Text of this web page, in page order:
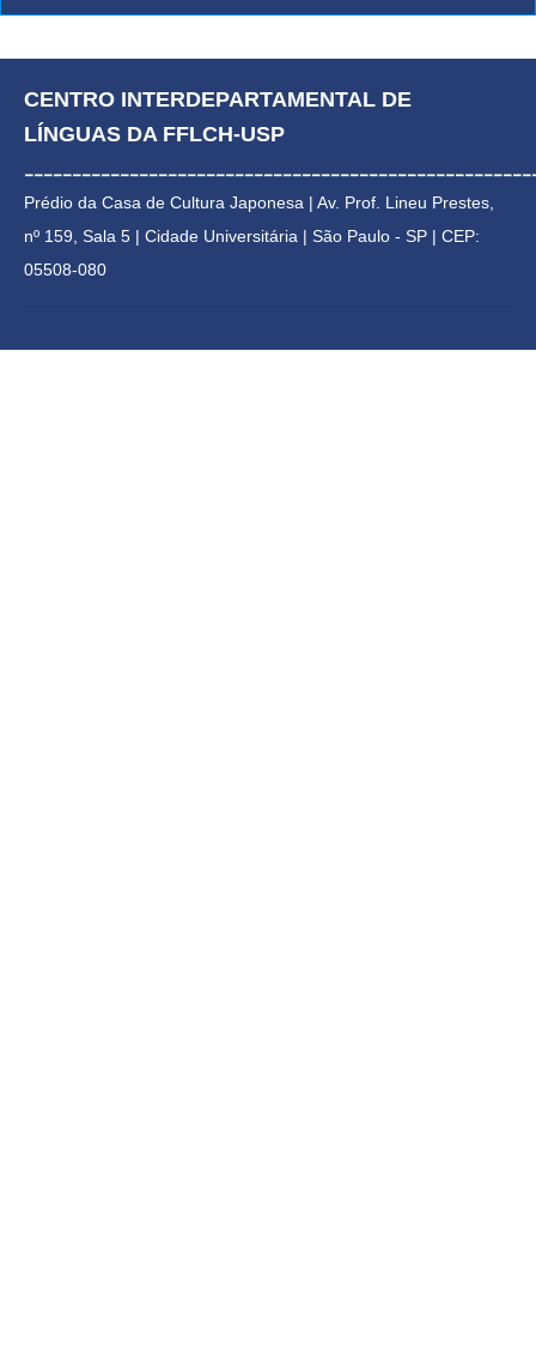
CENTRO INTERDEPARTAMENTAL DE
LÍNGUAS DA FFLCH-USP
Prédio da Casa de Cultura Japonesa | Av. Prof. Lineu Prestes,
nº 159, Sala 5 | Cidade Universitária | São Paulo - SP | CEP:
05508-080